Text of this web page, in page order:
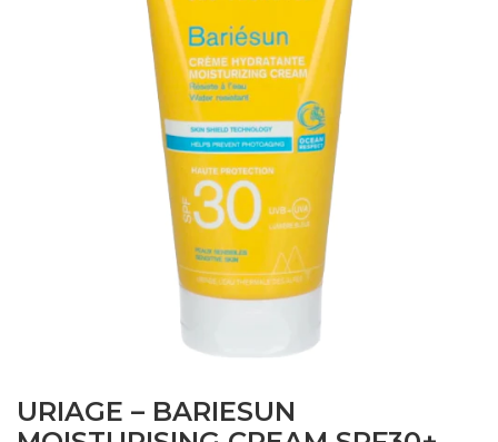
URIAGE – BARIESUN